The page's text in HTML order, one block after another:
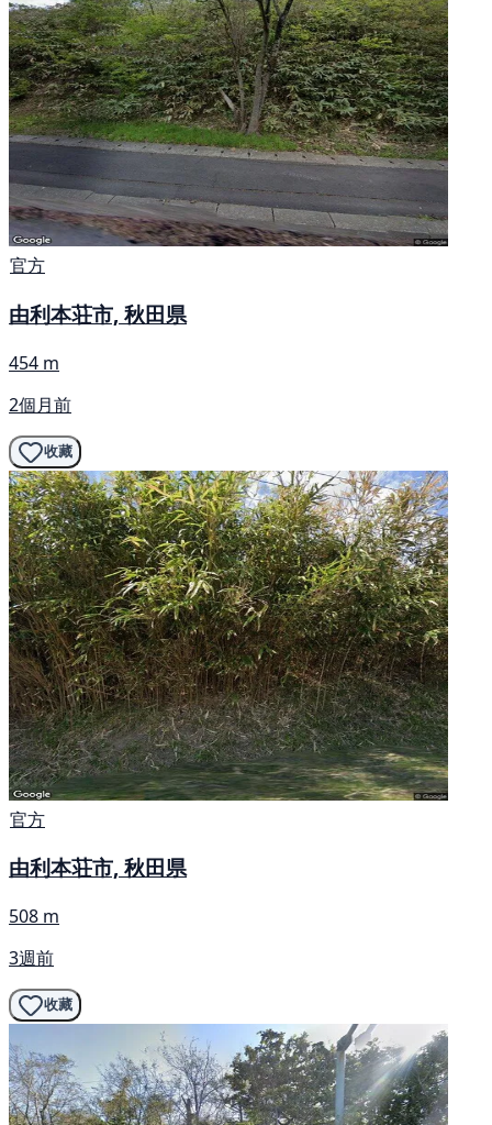
官方
由利本荘市, 秋田県
454 m
2個月前
收藏
官方
由利本荘市, 秋田県
508 m
3週前
收藏